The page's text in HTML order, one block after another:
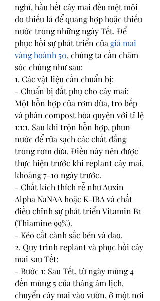
nghỉ, hầu hết cây mai đều mệt mỏi
do thiếu lá để quang hợp hoặc thiếu
nước trong những ngày Tết. Để
phục hồi sự phát triển của giá mai
vàng hoành 50, chúng ta cần chăm
sóc chúng như sau:
1. Các vật liệu cần chuẩn bị:
- Chuẩn bị đất phụ cho cây mai:
Một hỗn hợp của rơm dừa, tro bếp
và phân compost hòa quyện với tỉ lệ
1:1:1. Sau khi trộn hỗn hợp, phun
nước để rửa sạch các chất đắng
trong rơm dừa. Điều này nên được
thực hiện trước khi replant cây mai,
khoảng 7-10 ngày trước.
- Chất kích thích rễ như Auxin
Alpha NaNAA hoặc K-IBA và chất
điều chỉnh sự phát triển Vitamin B1
(Thiamine 99%).
- Kéo cắt cành sắc bén và dao.
2. Quy trình replant và phục hồi cây
mai sau Tết:
- Bước 1: Sau Tết, từ ngày mùng 4
đến mùng 5 của tháng âm lịch,
chuyển cây mai vào vườn, ở một nơi